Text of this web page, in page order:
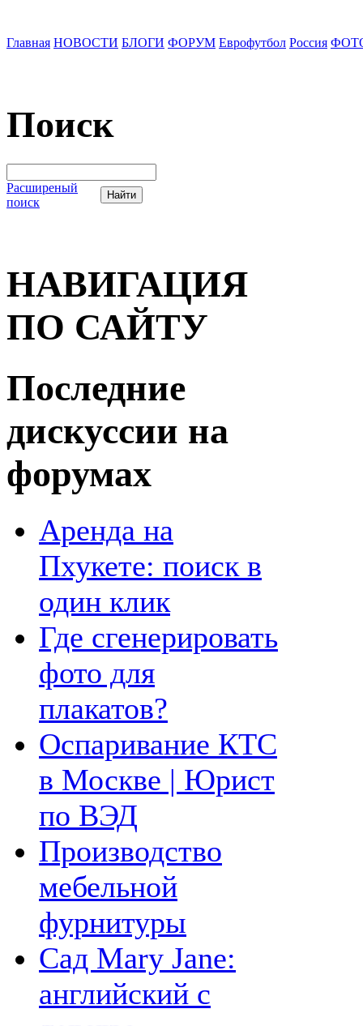
Главная НОВОСТИ БЛОГИ ФОРУМ Еврофутбол Россия
Поиск
Расширеный
поиск
НАВИГАЦИЯ
ПО САЙТУ
Последние
дискуссии на
форумах
Аренда на
Пхукете: поиск в
один клик
Где сгенерировать
фото для
плакатов?
Оспаривание КТС
в Москве | Юрист
по ВЭД
Производство
мебельной
фурнитуры
Сад Mary Jane:
английский с